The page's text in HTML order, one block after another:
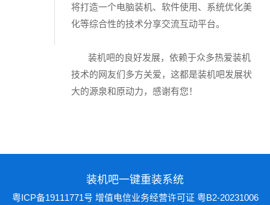
将打造一个电脑装机、软件使用、系统优化美
化等综合性的技术分享交流互动平台。
装机吧的良好发展，依赖于众多热爱装机
技术的网友们多方关爱，这都是装机吧发展状
大的源泉和原动力，感谢有您！
装机吧一键重装系统
粤ICP备19111771号 增值电信业务经营许可证 粤B2-20231006